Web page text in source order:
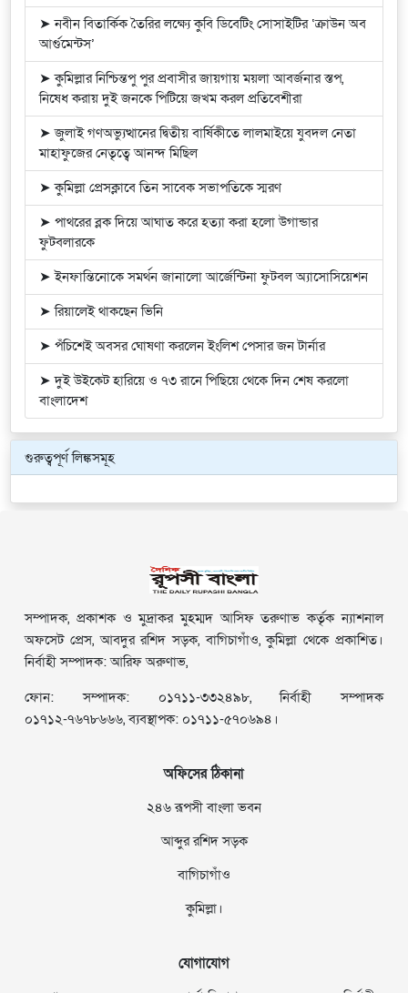
➤ নবীন বিতার্কিক তৈরির লক্ষ্যে কুবি ডিবেটিং সোসাইটির ‘ক্রাউন অব
আর্গুমেন্টস’
➤ কুমিল্লার নিশ্চিন্তপু পুর প্রবাসীর জায়গায় ময়লা আবর্জনার স্তপ,
নিষেধ করায় দুই জনকে পিটিয়ে জখম করল প্রতিবেশীরা
➤ জুলাই গণঅভ্যুত্থানের দ্বিতীয় বার্ষিকীতে লালমাইয়ে যুবদল নেতা
মাহাফুজের নেতৃত্বে আনন্দ মিছিল
➤ কুমিল্লা প্রেসক্লাবে তিন সাবেক সভাপতিকে স্মরণ
➤ পাথরের ব্লক দিয়ে আঘাত করে হত্যা করা হলো উগান্ডার
ফুটবলারকে
➤ ইনফান্তিনোকে সমর্থন জানালো আর্জেন্টিনা ফুটবল অ্যাসোসিয়েশন
➤ রিয়ালেই থাকছেন ভিনি
➤ পঁচিশেই অবসর ঘোষণা করলেন ইংলিশ পেসার জন টার্নার
➤ দুই উইকেট হারিয়ে ও ৭৩ রানে পিছিয়ে থেকে দিন শেষ করলো
বাংলাদেশ
গুরুত্বপূর্ণ লিঙ্কসমূহ
সম্পাদক, প্রকাশক ও মুদ্রাকর মুহম্মদ আসিফ তরুণাভ কর্তৃক ন্যাশনাল
অফসেট প্রেস, আবদুর রশিদ সড়ক, বাগিচাগাঁও, কুমিল্লা থেকে প্রকাশিত।
নির্বাহী সম্পাদক: আরিফ অরুণাভ,
ফোন: সম্পাদক: ০১৭১১-৩৩২৪৯৮, নির্বাহী সম্পাদক
০১৭১২-৭৬৭৮৬৬৬, ব্যবস্থাপক: ০১৭১১-৫৭০৬৯৪।
অফিসের ঠিকানা
২৪৬ রূপসী বাংলা ভবন
আব্দুর রশিদ সড়ক
বাগিচাগাঁও
কুমিল্লা।
যোগাযোগ